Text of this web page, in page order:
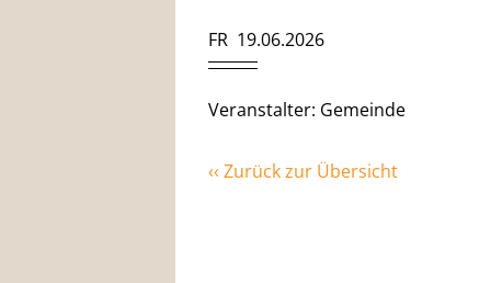
FR 19.06.2026
Veranstalter: Gemeinde
‹‹ Zurück zur Übersicht